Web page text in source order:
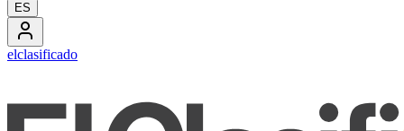
ES
elclasificado